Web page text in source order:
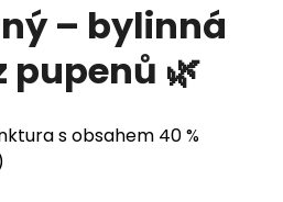
– bylinná
🌿
s obsahem 40 %